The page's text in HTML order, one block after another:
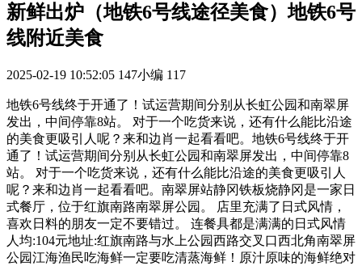
新鲜出炉（地铁6号线途径美食）地铁6号
线附近美食
2025-02-19 10:52:05 147小编 117
地铁6号线终于开通了！试运营期间分别从长虹公园和南翠屏
发出，中间停靠8站。 对于一个吃货来说，还有什么能比沿途
的美食更吸引人呢？来和边肖一起看看吧。地铁6号线终于开
通了！试运营期间分别从长虹公园和南翠屏发出，中间停靠8
站。 对于一个吃货来说，还有什么能比沿途的美食更吸引人
呢？来和边肖一起看看吧。南翠屏站静冈铁板烧静冈是一家日
式餐厅，位于红旗南路南翠屏公园。 店里充满了日式风情，
喜欢日料的朋友一定不要错过。 连餐具都是满满的日式风情
人均:104元地址:红旗南路与水上公园西路交叉口西北角南翠屏
公园江海渔民吃海鲜一定要吃清蒸海鲜！原汁原味的海鲜绝对